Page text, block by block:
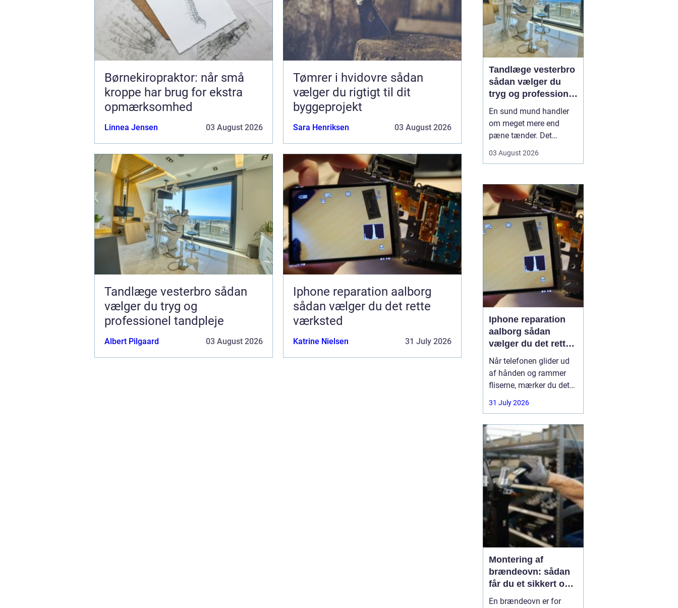
Børnekiropraktor: når små
kroppe har brug for ekstra
opmærksomhed
Linnea Jensen 03 August 2026
Tømrer i hvidovre sådan
vælger du rigtigt til dit
byggeprojekt
Sara Henriksen 03 August 2026
Tandlæge vesterbro sådan
vælger du tryg og
professionel tandpleje
Albert Pilgaard 03 August 2026
Iphone reparation aalborg
sådan vælger du det rette
værksted
Katrine Nielsen 31 July 2026
Tandlæge vesterbro
sådan vælger du
tryg og professionel
tandpleje
En sund mund handler
om meget mere end
pæne tænder. Det
hverdag, din selvtillid og
duleder efter tandlæge
vesterbro, møder du
derfor mange
valgmuligheder m...
03 August 2026
Iphone reparation
aalborg sådan
vælger du det rette
værksted
Når telefonen glider ud
af hånden og rammer
fliserne, mærker du det
med det samme.
Skærmen splintrer, lyden
står af midt på dagen.
For mange i Aalborg er
mobilen helt central i
både arbejde, studie og
hverdag. Derfor
31 July 2026
Montering af
brændeovn: sådan
får du et sikkert og
smukt resultat
En brændeovn er for